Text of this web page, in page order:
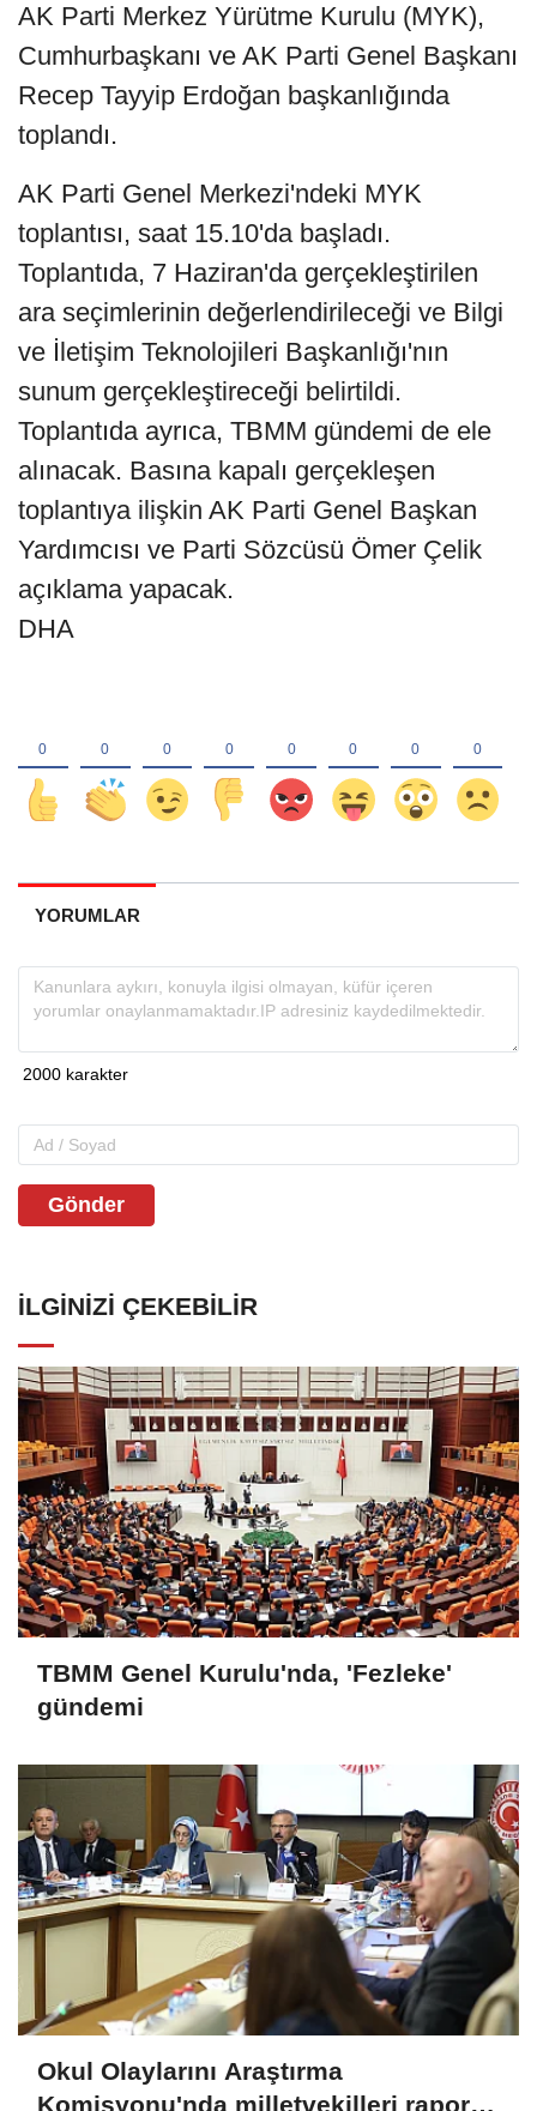
AK Parti Merkez Yürütme Kurulu (MYK),
Cumhurbaşkanı ve AK Parti Genel Başkanı
Recep Tayyip Erdoğan başkanlığında
toplandı.
AK Parti Genel Merkezi'ndeki MYK
toplantısı, saat 15.10'da başladı.
Toplantıda, 7 Haziran'da gerçekleştirilen
ara seçimlerinin değerlendirileceği ve Bilgi
ve İletişim Teknolojileri Başkanlığı'nın
sunum gerçekleştireceği belirtildi.
Toplantıda ayrıca, TBMM gündemi de ele
alınacak. Basına kapalı gerçekleşen
toplantıya ilişkin AK Parti Genel Başkan
Yardımcısı ve Parti Sözcüsü Ömer Çelik
açıklama yapacak.
DHA
YORUMLAR
Gönder
İLGINIZI ÇEKEBILIR
TBMM Genel Kurulu'nda, 'Fezleke'
gündemi
Okul Olaylarını Araştırma
Komisyonu'nda milletvekilleri rapora